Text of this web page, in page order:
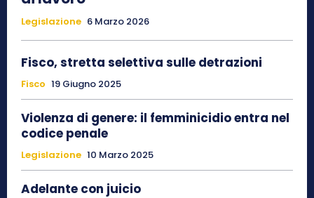
Legislazione 6 Marzo 2026
Fisco, stretta selettiva sulle detrazioni
Fisco 19 Giugno 2025
Violenza di genere: il femminicidio entra nel
codice penale
Legislazione 10 Marzo 2025
Adelante con juicio